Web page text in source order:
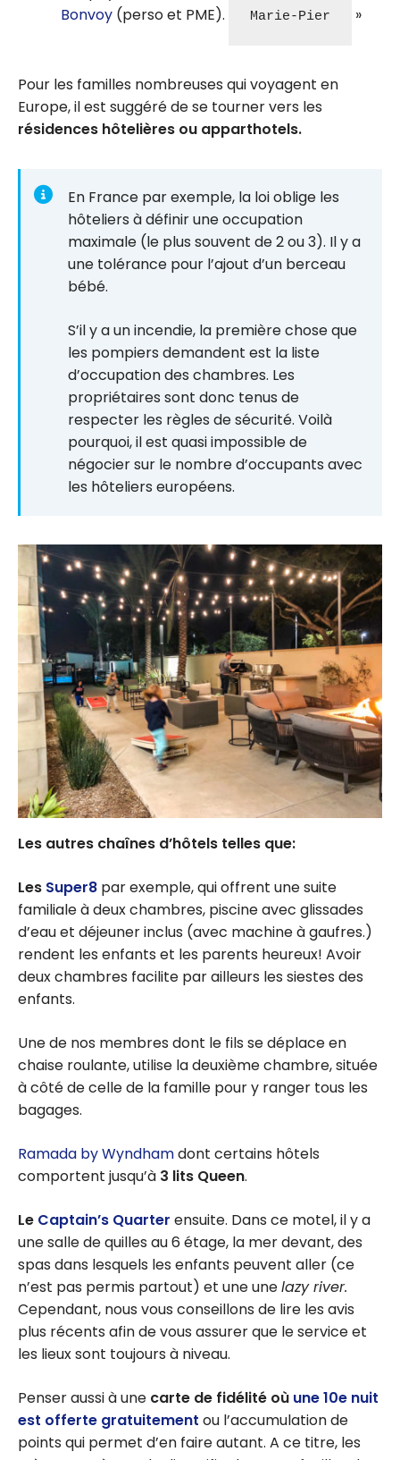
Bonvoy (perso et PME). Marie-Pier
Pour les familles nombreuses qui voyagent en
Europe, il est suggéré de se tourner vers les
résidences hôtelières ou apparthotels.
En France par exemple, la loi oblige les
hôteliers à définir une occupation
maximale (le plus souvent de 2 ou 3). Il y a
une tolérance pour l’ajout d’un berceau
bébé.
S’il y a un incendie, la première chose que
les pompiers demandent est la liste
d’occupation des chambres. Les
propriétaires sont donc tenus de
respecter les règles de sécurité. Voilà
pourquoi, il est quasi impossible de
négocier sur le nombre d’occupants avec
les hôteliers européens.
Les autres chaînes d’hôtels telles que:
Les Super8 par exemple, qui offrent une suite
familiale à deux chambres, piscine avec glissades
d’eau et déjeuner inclus (avec machine à gaufres.)
rendent les enfants et les parents heureux! Avoir
deux chambres facilite par ailleurs les siestes des
enfants.
Une de nos membres dont le fils se déplace en
chaise roulante, utilise la deuxième chambre, située
à côté de celle de la famille pour y ranger tous les
bagages.
Ramada by Wyndhamdont certains hôtels
comportent jusqu’à 3 lits Queen.
Le Captain’s Quarter ensuite. Dans ce motel, il y a
une salle de quilles au 6 étage, la mer devant, des
spas dans lesquels les enfants peuvent aller (ce
n’est pas permis partout) et une unelazy river.
Cependant, nous vous conseillons de lire les avis
plus récents afin de vous assurer que le service et
les lieux sont toujours à niveau.
Penser aussi à une carte de fidélité où une 10e nuit
est offerte gratuitement ou l’accumulation de
points qui permet d’en faire autant. A ce titre, les